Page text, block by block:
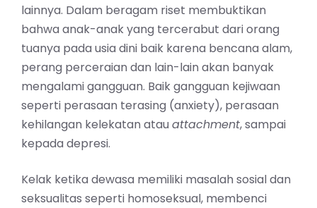
lainnya. Dalam beragam riset membuktikan
bahwa anak-anak yang tercerabut dari orang
tuanya pada usia dini baik karena bencana alam,
perang perceraian dan lain-lain akan banyak
mengalami gangguan. Baik gangguan kejiwaan
seperti perasaan terasing (anxiety), perasaan
kehilangan kelekatan atau attachment, sampai
kepada depresi.
Kelak ketika dewasa memiliki masalah sosial dan
seksualitas seperti homoseksual, membenci